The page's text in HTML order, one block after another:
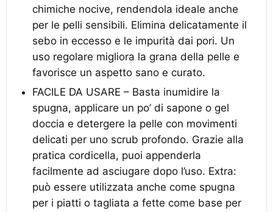
chimiche nocive, rendendola ideale anche
per le pelli sensibili. Elimina delicatamente il
sebo in eccesso e le impurità dai pori. Un
uso regolare migliora la grana della pelle e
favorisce un aspetto sano e curato.
FACILE DA USARE – Basta inumidire la
spugna, applicare un po’ di sapone o gel
doccia e detergere la pelle con movimenti
delicati per uno scrub profondo. Grazie alla
pratica cordicella, puoi appenderla
facilmente ad asciugare dopo l’uso. Extra:
può essere utilizzata anche come spugna
per i piatti o tagliata a fette come base per